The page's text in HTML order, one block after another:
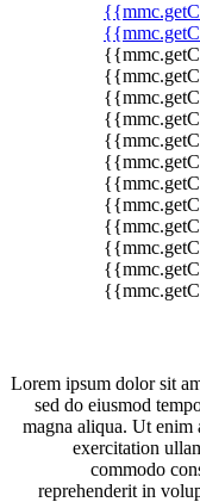
Lorem ipsum dolor sit
sed do eiusmod
magna aliqua. Ut enim
exercitation
commodo
reprehenderit in